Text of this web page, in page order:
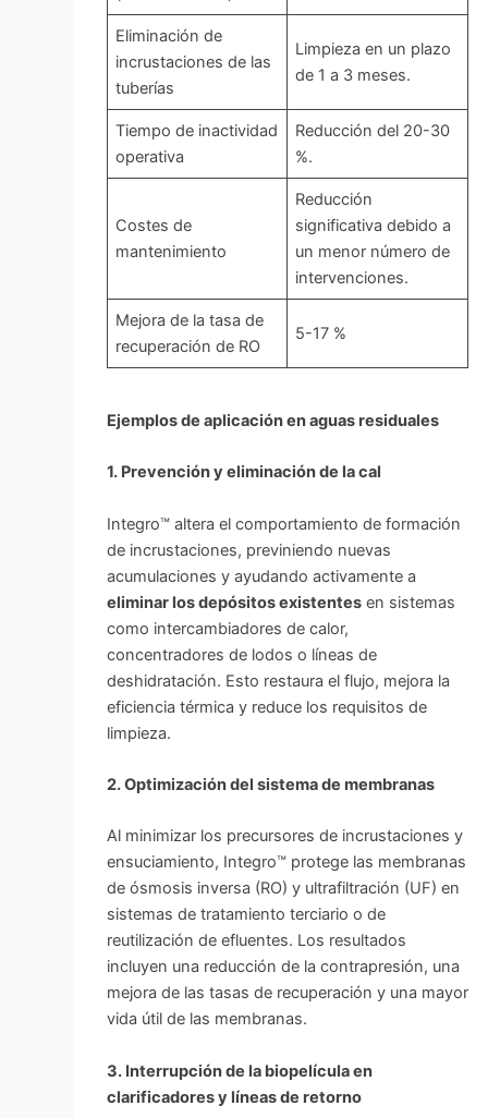
Eliminación de
incrustaciones de las
tuberías
Limpieza en un plazo
de 1 a 3 meses.
Tiempo de inactividad
operativa
Reducción del 20-30
%.
Costes de
mantenimiento
Reducción
significativa debido a
un menor número de
intervenciones.
Mejora de la tasa de
recuperación de RO
5-17 %
Ejemplos de aplicación en aguas residuales
1. Prevención y eliminación de la cal
Integro™ altera el comportamiento de formación
de incrustaciones, previniendo nuevas
acumulaciones y ayudando activamente a
eliminar los depósitos existentesen sistemas
como intercambiadores de calor,
concentradores de lodos o líneas de
deshidratación. Esto restaura el flujo, mejora la
eficiencia térmica y reduce los requisitos de
limpieza.
2. Optimización del sistema de membranas
Al minimizar los precursores de incrustaciones y
ensuciamiento, Integro™ protege las membranas
de ósmosis inversa (RO) y ultrafiltración (UF) en
sistemas de tratamiento terciario o de
reutilización de efluentes. Los resultados
incluyen una reducción de la contrapresión, una
mejora de las tasas de recuperación y una mayor
vida útil de las membranas.
3. Interrupción de la biopelícula en
clarificadores y líneas de retorno